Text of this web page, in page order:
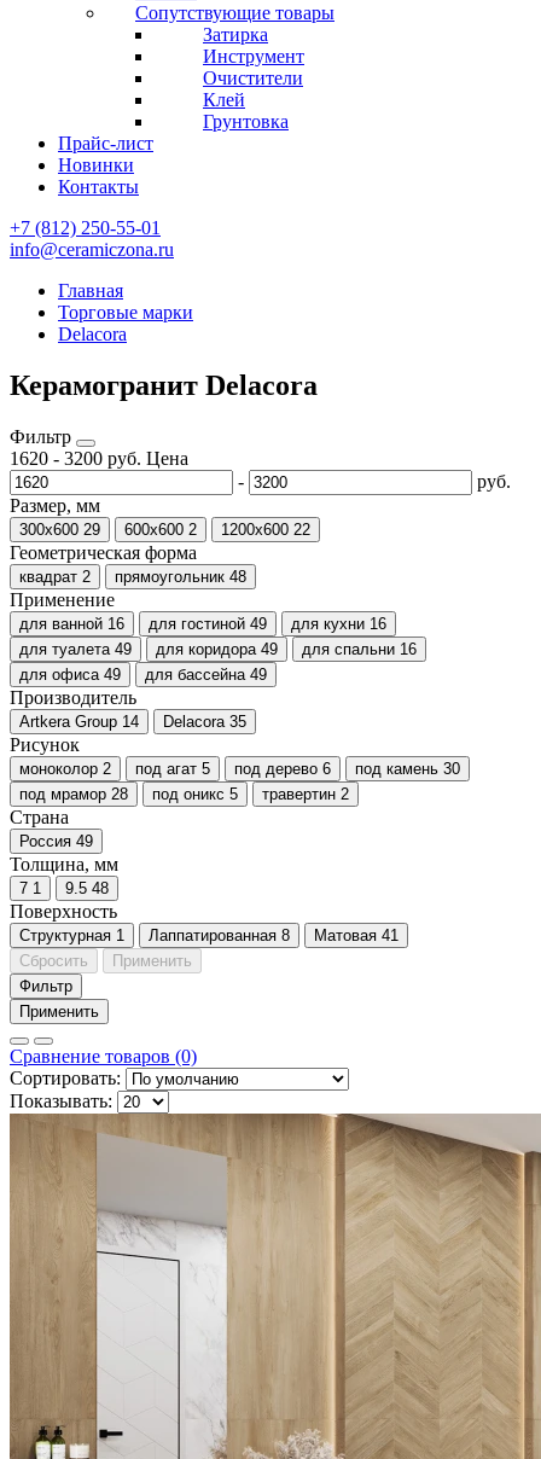
Сопутствующие товары
Затирка
Инструмент
Очистители
Клей
Грунтовка
Прайс-лист
Новинки
Контакты
+7 (812) 250-55-01
info@ceramiczona.ru
Главная
Торговые марки
Delacora
Керамогранит Delacora
Фильтр
1620 - 3200 руб. Цена
-
руб.
Размер, мм
300х600 29 600х600 2 1200х600 22
Геометрическая форма
квадрат 2 прямоугольник 48
Применение
для ванной 16 для гостиной 49 для кухни 16
для туалета 49 для коридора 49 для спальни 16
для офиса 49 для бассейна 49
Производитель
Artkera Group 14 Delacora 35
Рисунок
моноколор 2 под агат 5 под дерево 6 под камень 30
под мрамор 28 под оникс 5 травертин 2
Страна
Россия 49
Толщина, мм
7 1 9.5 48
Поверхность
Cтруктурная 1 Лаппатированная 8 Матовая 41
Сбросить
Применить
Фильтр
Применить
Сравнение товаров (0)
Сортировать:
Показывать: